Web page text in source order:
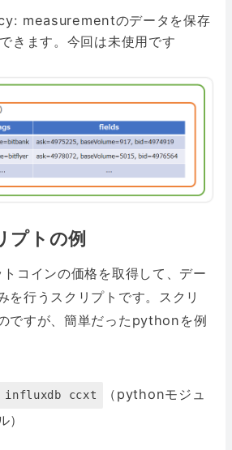
measurementのデータを保存
きます。今回は未使用です
トの例
コインの価格を取得して、デー
を行うスクリプトです。スクリ
ですが、簡単だったpythonを例
ccxt
（pythonモジュ
）